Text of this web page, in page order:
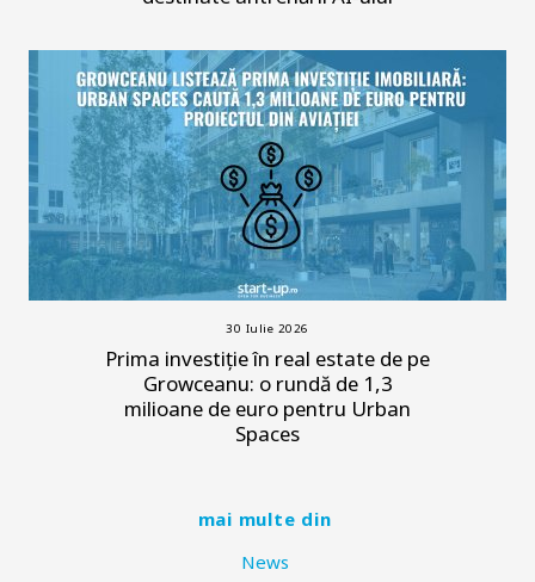
30 Iulie 2026
Prima investiție în real estate de pe
Growceanu: o rundă de 1,3
milioane de euro pentru Urban
Spaces
mai multe din
News